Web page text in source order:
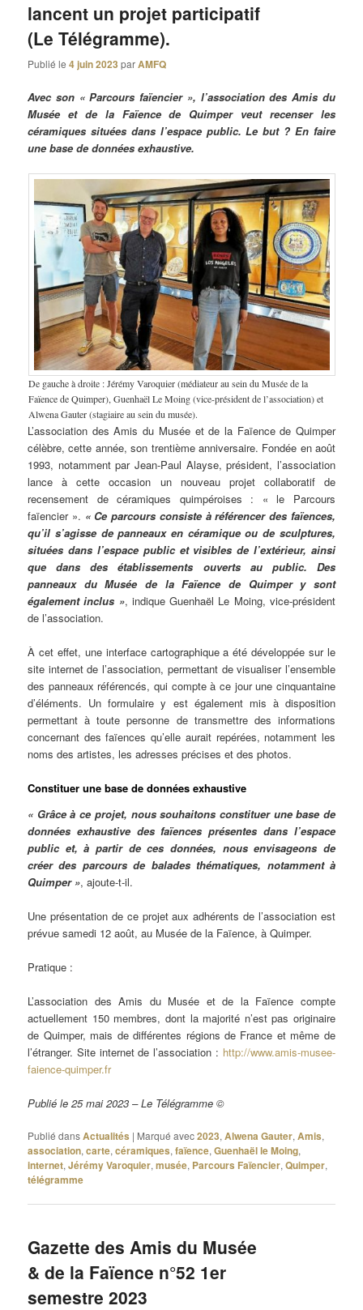
lancent un projet participatif
(Le Télégramme).
Publié le4 juin 2023 parAMFQ
Avec son « Parcours faïencier », l’association des Amis du
Musée et de la Faïence de Quimper veut recenser les
céramiques situées dans l’espace public. Le but ? En faire
une base de données exhaustive.
De gauche à droite : Jérémy Varoquier (médiateur au sein du Musée de la
Faïence de Quimper), Guenhaël Le Moing (vice-président de l’association) et
Alwena Gauter (stagiaire au sein du musée).
L’association des Amis du Musée et de la Faïence de Quimper
célèbre, cette année, son trentième anniversaire. Fondée en août
1993, notamment par Jean-Paul Alayse, président, l’association
lance à cette occasion un nouveau projet collaboratif de
recensement de céramiques quimpéroises : « le Parcours
faïencier ». « Ce parcours consiste à référencer des faïences,
qu’il s’agisse de panneaux en céramique ou de sculptures,
situées dans l’espace public et visibles de l’extérieur, ainsi
que dans des établissements ouverts au public. Des
panneaux du Musée de la Faïence de Quimper y sont
également inclus », indique Guenhaël Le Moing, vice-président
de l’association.
À cet effet, une interface cartographique a été développée sur le
site internet de l’association, permettant de visualiser l’ensemble
des panneaux référencés, qui compte à ce jour une cinquantaine
d’éléments. Un formulaire y est également mis à disposition
permettant à toute personne de transmettre des informations
concernant des faïences qu’elle aurait repérées, notamment les
noms des artistes, les adresses précises et des photos.
Constituer une base de données exhaustive
« Grâce à ce projet, nous souhaitons constituer une base de
données exhaustive des faïences présentes dans l’espace
public et, à partir de ces données, nous envisageons de
créer des parcours de balades thématiques, notamment à
Quimper », ajoute-t-il.
Une présentation de ce projet aux adhérents de l’association est
prévue samedi 12 août, au Musée de la Faïence, à Quimper.
Pratique :
L’association des Amis du Musée et de la Faïence compte
actuellement 150 membres, dont la majorité n’est pas originaire
de Quimper, mais de différentes régions de France et même de
l’étranger. Site internet de l’association : http://www.amis-musee-
faience-quimper.fr
Publié le 25 mai 2023 – Le Télégramme ©
Publié dansActualités | Marqué avec2023,Alwena Gauter,Amis,
association,carte,céramiques,faïence,Guenhaël le Moing,
internet,Jérémy Varoquier,musée, Parcours Faïencier,Quimper,
télégramme
Gazette des Amis du Musée
& de la Faïence n°52 1er
semestre 2023